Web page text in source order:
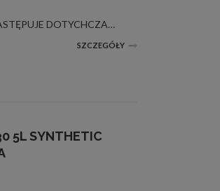
GM 5W30 DEXOS 2BUTELKA 5L! pełen syntetyk ZASTĘPUJE DOTYCHCZASOWY SUPER SYNTHETICZNACZNIE LEPSZA JAKOŚĆ - SPEŁNIA NORMĘ VW 505.01 - DO POMPOWTRYSKIWACZY NOWE OPAKOWANIE Z HOLOGRAMEMSPEŁNIA NORMĘ DEXOS 2, CZYLI MOŻE BYĆ STOSOWANY DO WSZYSTKICH AUT (die...
SZCZEGÓŁY
5L SYNTHETIC